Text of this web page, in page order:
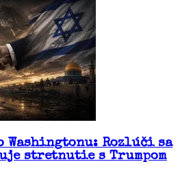
Washingtonu: Rozlúči sa
stretnutie s Trumpom